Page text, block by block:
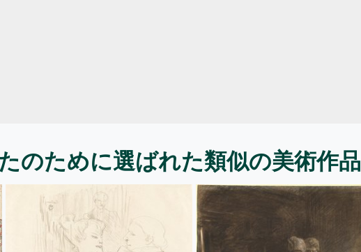
のために選ばれた類似の美術作品